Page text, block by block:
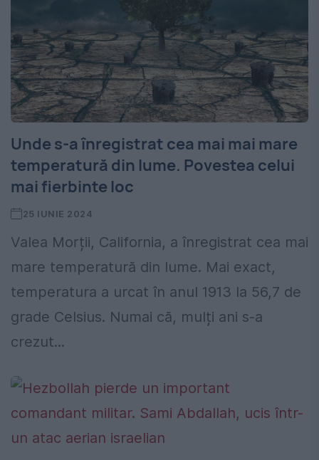
Unde s-a înregistrat cea mai mai mare
temperatură din lume. Povestea celui
mai fierbinte loc
25 IUNIE 2024
Valea Morții, California, a înregistrat cea mai
mare temperatură din lume. Mai exact,
temperatura a urcat în anul 1913 la 56,7 de
grade Celsius. Numai că, ​mulți ani s-a
crezut...